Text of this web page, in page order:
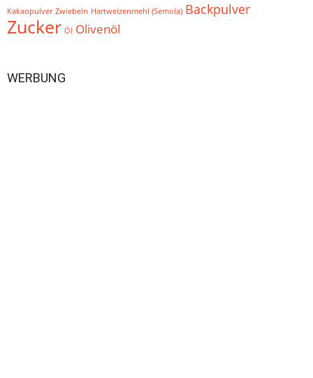
Kakaopulver Zwiebeln Hartweizenmehl (Semola) Backpulver
Zucker Öl Olivenöl
WERBUNG